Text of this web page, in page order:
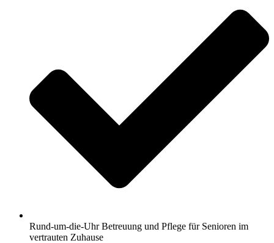
Rund-um-die-Uhr Betreuung und Pflege für Senioren im
vertrauten Zuhause